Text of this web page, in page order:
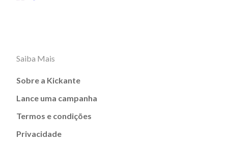
Saiba Mais
Sobre a Kickante
Lance uma campanha
Termos e condições
Privacidade